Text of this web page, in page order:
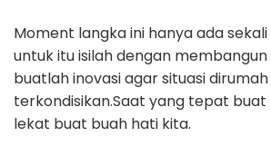
Moment langka ini hanya ada
untuk itu isilah dengan
buatlah inovasi agar situasi
terkondisikan.Saat yang tepat buat
lekat buat buah hati kita.